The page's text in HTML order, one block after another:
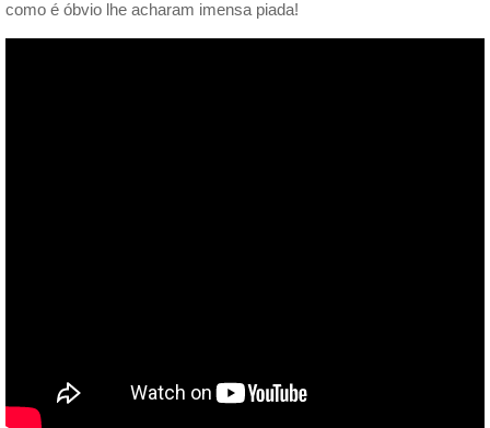
como é óbvio lhe acharam imensa piada!